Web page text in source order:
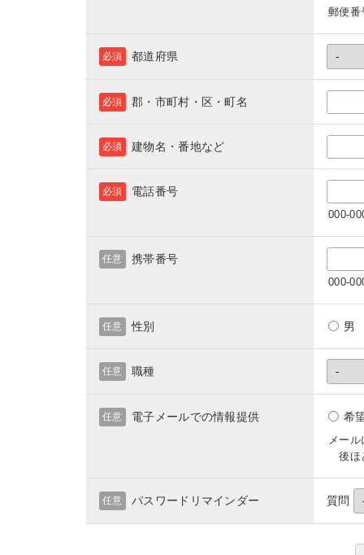
郵便番
都道府県
必須
郡・市町村・区・町名
必須
建物名・番地など
必須
電話番号
必須
000-
携帯番号
任意
000-
性別
任意
職種
任意
電子メールでの情報提供
任意 希
メー
後ほ
パスワードリマインダー
任意 質問